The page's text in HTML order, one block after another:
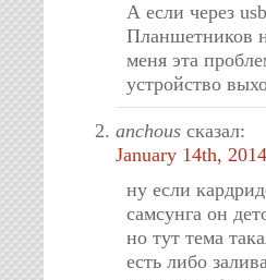
А если через
Планшетников
меня эта
устройство
anchous сказал:
January 14th,
ну если
самсунга он
но тут тема
есть либо